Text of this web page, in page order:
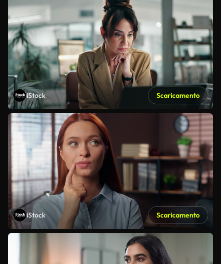
iStock Scaricamento
iStock Scaricamento